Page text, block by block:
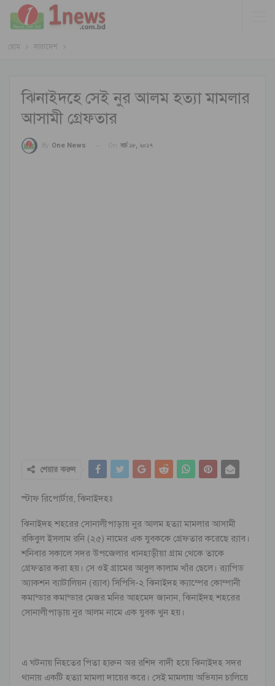
হোম সারাদেশ
ঝিনাইদহে সেই নুর আলম হত্যা মামলার
আসামী গ্রেফতার
By One News On মার্চ ১৮, ২০১৭
শেয়ার করুন
স্টাফ রিপোর্টার, ঝিনাইদহঃ
ঝিনাইদহ শহরের সোনালীপাড়ায় নুর আলম হত্যা মামলার আসামী
রকিবুল ইসলাম রনি (২৫) নামের এক যুবককে গ্রেফতার করেছে র‌্যাব।
শনিবার সকালে সদর উপজেলার ধানহাড়ীয়া গ্রাম থেকে তাকে
গ্রেফতার করা হয়। সে ওই গ্রামের আবুল কালাম খাঁর ছেলে। র‌্যাপিড
অ্যাকশন ব্যাটালিয়ন (র‌্যাব) সিপিসি-২ ঝিনাইদহ ক্যাম্পের কোম্পানী
কমান্ডার কমান্ডার মেজর মনির আহমেদ জানান, ঝিনাইদহ শহরের
সোনালীপাড়ায় নুর আলম নামে এক যুবক খুন হয়।
এ ঘটনায় নিহতের পিতা হারুন অর রশিদ বাদী হয়ে ঝিনাইদহ সদর
থানায় একটি হত্যা মামলা দায়ের করে। সেই মামলায় অভিযান চালিয়ে